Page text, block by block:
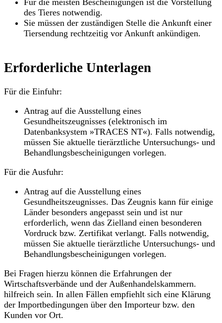
des Tieres notwendig.
Sie müssen der zuständigen Stelle die Ankunft einer
Tiersendung rechtzeitig vor Ankunft ankündigen.
Erforderliche Unterlagen
Für die Einfuhr:
Antrag auf die Ausstellung eines
Gesundheitszeugnisses (elektronisch im
Datenbanksystem »TRACES NT«). Falls notwendig,
müssen Sie aktuelle tierärztliche Untersuchungs- und
Behandlungsbescheinigungen vorlegen.
Für die Ausfuhr:
Antrag auf die Ausstellung eines
Gesundheitszeugnisses. Das Zeugnis kann für einige
Länder besonders angepasst sein und ist nur
erforderlich, wenn das Zielland einen besonderen
Vordruck bzw. Zertifikat verlangt. Falls notwendig,
müssen Sie aktuelle tierärztliche Untersuchungs- und
Behandlungsbescheinigungen vorlegen.
Bei Fragen hierzu können die Erfahrungen der
Wirtschaftsverbände und der Außenhandelskammern.
hilfreich sein. In allen Fällen empfiehlt sich eine Klärung
der Importbedingungen über den Importeur bzw. den
Kunden vor Ort.